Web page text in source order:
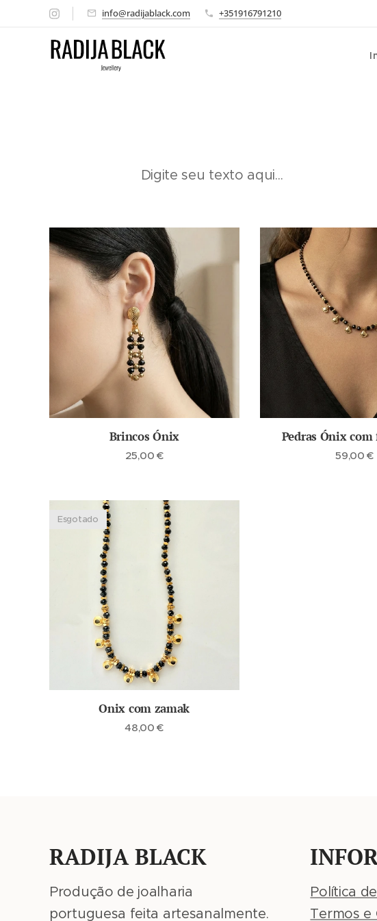
info@radijablack.com +351916791210
Digite seu texto aqui...
Brincos Ónix
25,00 €
Pedras Ónix
59,00 €
Onix com zamak
Esgotado
48,00 €
RADIJA BLACK
Produção de joalharia
portuguesa feita artesanalmente.
Política
Termos e